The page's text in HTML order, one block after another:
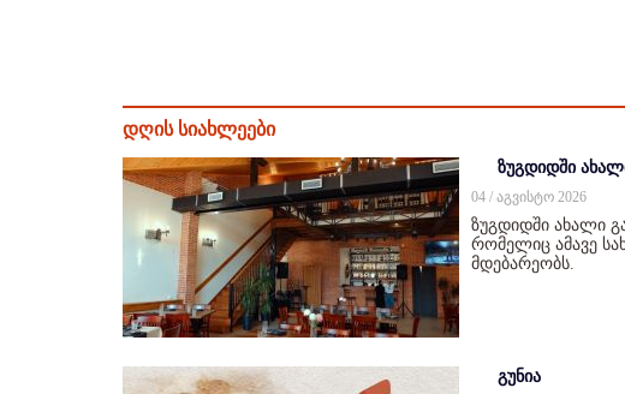
დღის სიახლეები
ზუგდიდში
04 / აგვისტო 2026
ზუგდიდში ახალი
რომელიც ამავე
მდებარეობს.
გუნია